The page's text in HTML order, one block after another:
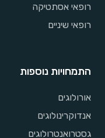
רופאי אסתטיקה
רופאי שיניים
התמחויות נוספות
אורולוגים
אנדוקרינולוגים
גסטרואנטרולוגים